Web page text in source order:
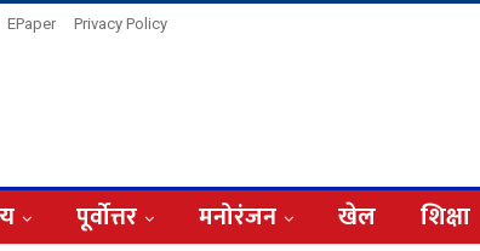
EPaper Privacy Policy
पूर्वोत्तर मनोरंजन खेल शिक्षा